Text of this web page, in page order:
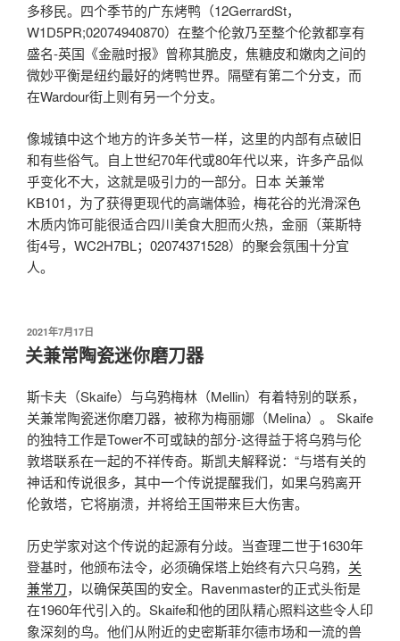
多移民。四个季节的广东烤鸭（12GerrardSt，
W1D5PR;02074940870）在整个伦敦乃至整个伦敦都享有
盛名-英国《金融时报》曾称其脆皮，焦糖皮和嫩肉之间的
微妙平衡是纽约最好的烤鸭世界。隔壁有第二个分支，而
在Wardour街上则有另一个分支。
像城镇中这个地方的许多关节一样，这里的内部有点破旧
和有些俗气。自上世纪70年代或80年代以来，许多产品似
乎变化不大，这就是吸引力的一部分。日本 关兼常
KB101，为了获得更现代的高端体验，梅花谷的光滑深色
木质内饰可能很适合四川美食大胆而火热，金丽（莱斯特
街4号，WC2H7BL；02074371528）的聚会氛围十分宜
人。
发
布
于
2021年7月17日
关兼常陶瓷迷你磨刀器
斯卡夫（Skaife）与乌鸦梅林（Mellin）有着特别的联系，
关兼常陶瓷迷你磨刀器，被称为梅丽娜（Melina）。 Skaife
的独特工作是Tower不可或缺的部分-这得益于将乌鸦与伦
敦塔联系在一起的不祥传奇。斯凯夫解释说：“与塔有关的
神话和传说很多，其中一个传说提醒我们，如果乌鸦离开
伦敦塔，它将崩溃，并将给王国带来巨大伤害。
历史学家对这个传说的起源有分歧。当查理二世于1630年
登基时，他颁布法令，必须确保塔上始终有六只乌鸦， 关
兼常刀，以确保英国的安全。Ravenmaster的正式头衔是
在1960年代引入的。Skaife和他的团队精心照料这些令人印
象深刻的鸟。他们从附近的史密斯菲尔德市场和一流的兽